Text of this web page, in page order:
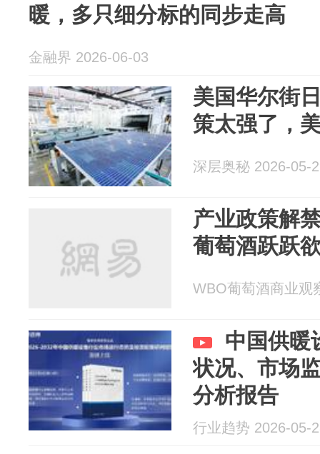
暖，多只细分标的同步走高
金融界 2026-06-03
美国华尔街
策太强了，
深层奥秘 2026-05-
产业政策解
葡萄酒跃跃
WBO葡萄酒商业观
中国供暖
状况、市场
分析报告
行业趋势 2026-05-